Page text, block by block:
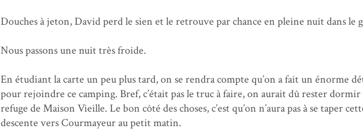
Douches à jeton, David perd le sien et le retrouve par chance en pleine nuit dans le
Nous passons une nuit très froide.
En étudiant la carte un peu plus tard, on se rendra compte qu’on a fait un énorme
pour rejoindre ce camping. Bref, c’était pas le truc à faire, on aurait dû rester dormir
refuge de Maison Vieille. Le bon côté des choses, c’est qu’on n’aura pas à se taper
descente vers Courmayeur au petit matin.